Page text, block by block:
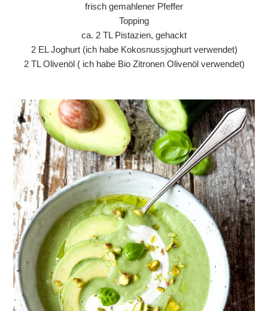
frisch gemahlener Pfeffer
Topping
ca. 2 TL Pistazien, gehackt
2 EL Joghurt (ich habe Kokosnussjoghurt verwendet)
2 TL Olivenöl ( ich habe Bio Zitronen Olivenöl verwendet)